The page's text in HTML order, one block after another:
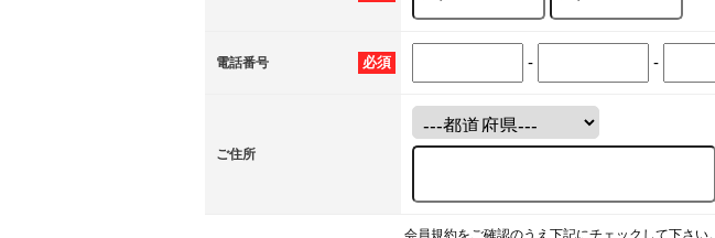
必須
電話番号 - -
ご住所
会員規約をご確認のうえ下記にチェックして下さい。